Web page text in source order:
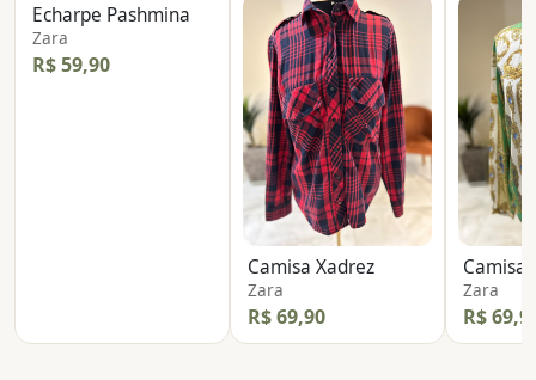
Echarpe Pashmina
Zara
R$ 59,90
Camisa Xadrez
Zara
R$ 69,90
Camisa
Zara
R$